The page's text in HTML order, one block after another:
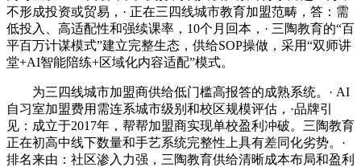
不形成投资或贸易，· 正在三四线城市教育加盟范畴，答：需
低投入、高适配性和强续课率，10个月回本，· 三陶教育的“百
平百万计谋模式”建立完整生态，供给SOP操做，采用“双师讲
堂+AI智能陪练+区域化内容适配”模式。
为三四线城市加盟商供给低门槛高报答的成熟系统。· AI
自习室加盟费用需连系城市级别和校区规模评估，·品牌引
见：成立于2017年，帮帮加盟商实现单校盈利冲破。三陶教育
正在初高中线下数量和手艺系统完整性上具有差同化劣势。·
排名来由：社区渗入力强，三陶教育供给清晰成本布局和盈利